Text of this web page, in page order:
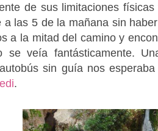
de sus limitaciones
a las 5 de la mañana sin
a la mitad del camino y
se veía fantásticamente.
sin guía nos
.